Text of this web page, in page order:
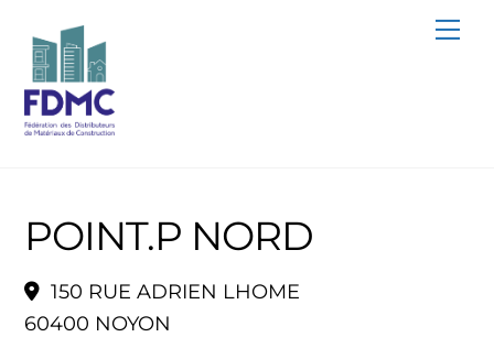
content
POINT.P NORD
150 RUE ADRIEN LHOME
60400 NOYON